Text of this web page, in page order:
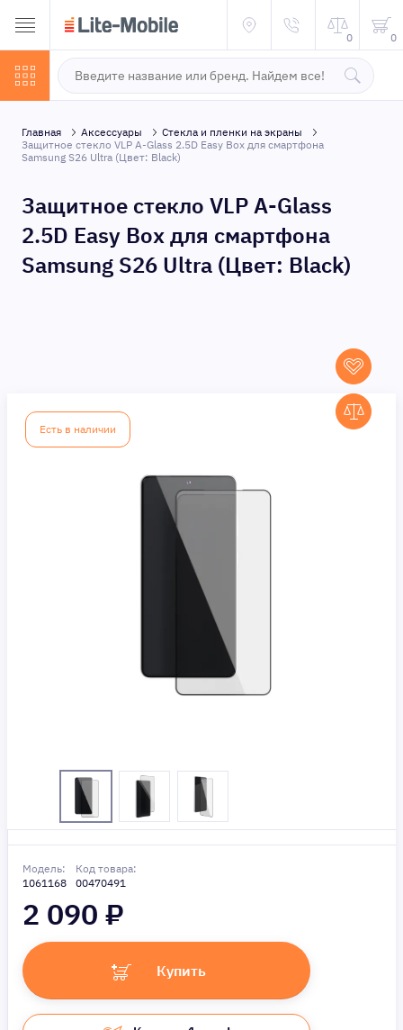
0 0
Главная Аксессуары
Стекла и пленки на экраны
Защитное стекло VLP A-Glass 2.5D Easy Box для смартфона
Samsung S26 Ultra (Цвет: Black)
Защитное стекло VLP A-Glass
2.5D Easy Box для смартфона
Samsung S26 Ultra (Цвет: Black)
Есть в наличии
Модель:
1061168
Код товара:
00470491
2 090 ₽
Купить